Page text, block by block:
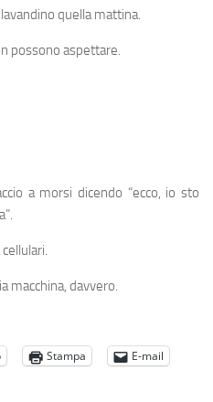
quella mattina.
possono aspettare.
a morsi dicendo “ecco, io sto
macchina, davvero.
Stampa
E-mail